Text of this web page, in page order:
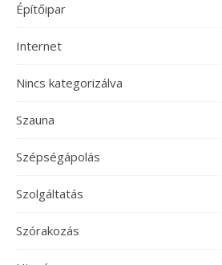
Építőipar
Internet
Nincs kategorizálva
Szauna
Szépségápolás
Szolgáltatás
Szórakozás